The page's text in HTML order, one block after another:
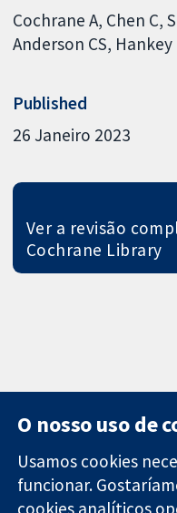
Cochrane A Chen C
Anderson CS Hankey
Published
26 Janeiro 2023
Ver a revisão
Cochrane Library
11-
O nosso uso de
Usamos cookies
funcionar.
cookies analíticos